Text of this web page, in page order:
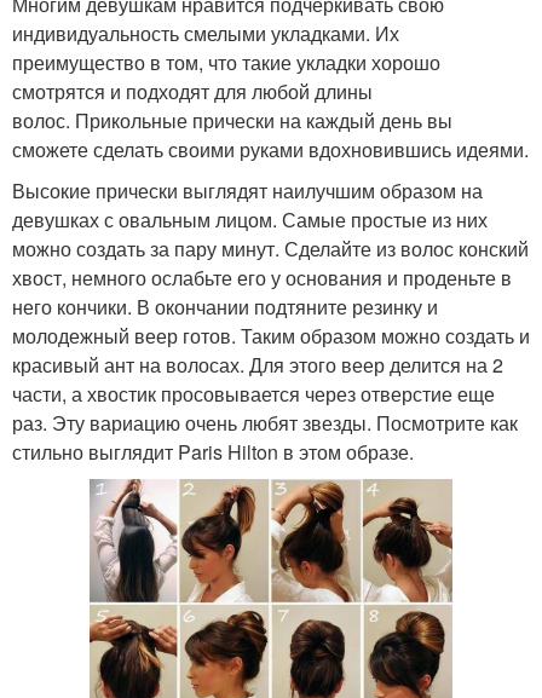
индивидуальность смелыми укладками. Их
преимущество в том, что такие укладки хорошо
смотрятся и подходят для любой длины
волос. Прикольные прически на каждый день вы
сможете сделать своими руками вдохновившись идеями.
Высокие прически выглядят наилучшим образом на
девушках с овальным лицом. Самые простые из них
можно создать за пару минут. Сделайте из волос конский
хвост, немного ослабьте его у основания и проденьте в
него кончики. В окончании подтяните резинку и
молодежный веер готов. Таким образом можно создать и
красивый ант на волосах. Для этого веер делится на 2
части, а хвостик просовывается через отверстие еще
раз. Эту вариацию очень любят звезды. Посмотрите как
стильно выглядит Paris Hilton в этом образе.